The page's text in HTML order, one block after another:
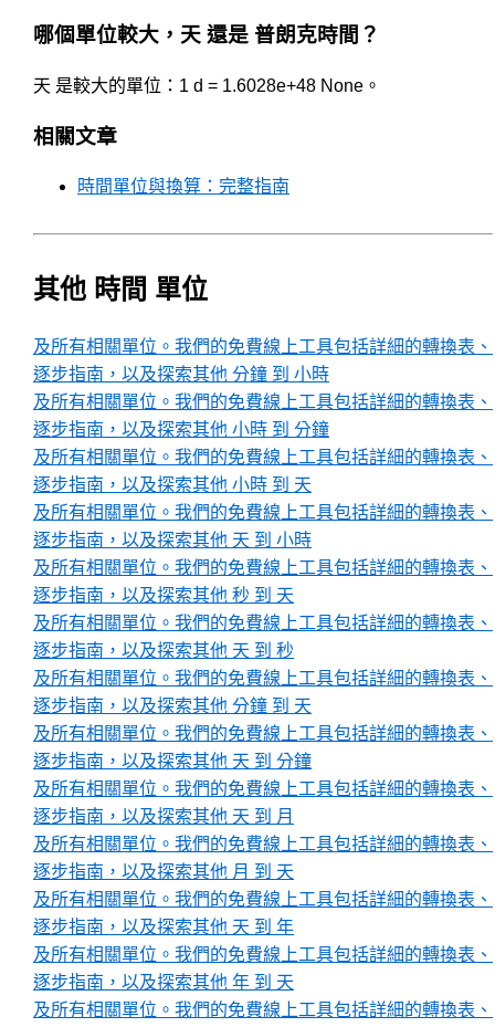
哪個單位較大，天 還是 普朗克時間？
天 是較大的單位：1 d = 1.6028e+48 None。
相關文章
時間單位與換算：完整指南
其他 時間 單位
及所有相關單位。我們的免費線上工具包括詳細的轉換表、
逐步指南，以及探索其他 分鐘 到 小時
及所有相關單位。我們的免費線上工具包括詳細的轉換表、
逐步指南，以及探索其他 小時 到 分鐘
及所有相關單位。我們的免費線上工具包括詳細的轉換表、
逐步指南，以及探索其他 小時 到 天
及所有相關單位。我們的免費線上工具包括詳細的轉換表、
逐步指南，以及探索其他 天 到 小時
及所有相關單位。我們的免費線上工具包括詳細的轉換表、
逐步指南，以及探索其他 秒 到 天
及所有相關單位。我們的免費線上工具包括詳細的轉換表、
逐步指南，以及探索其他 天 到 秒
及所有相關單位。我們的免費線上工具包括詳細的轉換表、
逐步指南，以及探索其他 分鐘 到 天
及所有相關單位。我們的免費線上工具包括詳細的轉換表、
逐步指南，以及探索其他 天 到 分鐘
及所有相關單位。我們的免費線上工具包括詳細的轉換表、
逐步指南，以及探索其他 天 到 月
及所有相關單位。我們的免費線上工具包括詳細的轉換表、
逐步指南，以及探索其他 月 到 天
及所有相關單位。我們的免費線上工具包括詳細的轉換表、
逐步指南，以及探索其他 天 到 年
及所有相關單位。我們的免費線上工具包括詳細的轉換表、
逐步指南，以及探索其他 年 到 天
及所有相關單位。我們的免費線上工具包括詳細的轉換表、